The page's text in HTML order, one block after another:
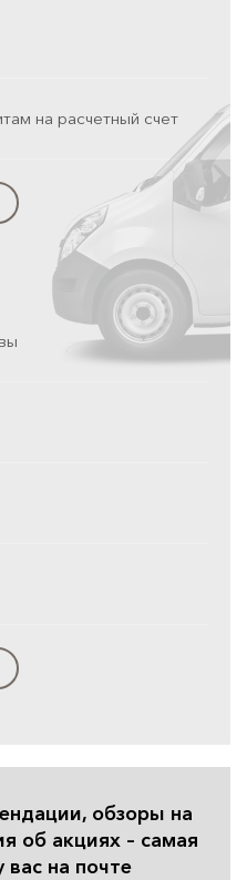
на расчетный счет
обзоры на
об акциях – самая
на почте